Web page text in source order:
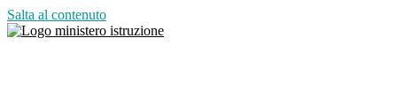
Salta al contenuto